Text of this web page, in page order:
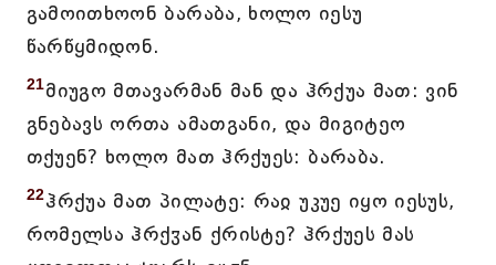
გამოითხოონ ბარაბა, ხოლო იესუ
წარწყმიდონ.
21მიუგო მთავარმან მან და ჰრქუა მათ: ვინ
გნებავს ორთა ამათგანი, და მიგიტეო
თქუენ? ხოლო მათ ჰრქუეს: ბარაბა.
22ჰრქუა მათ პილატე: რაჲ უკუე იყო იესუს,
რომელსა ჰრქჳან ქრისტე? ჰრქუეს მას